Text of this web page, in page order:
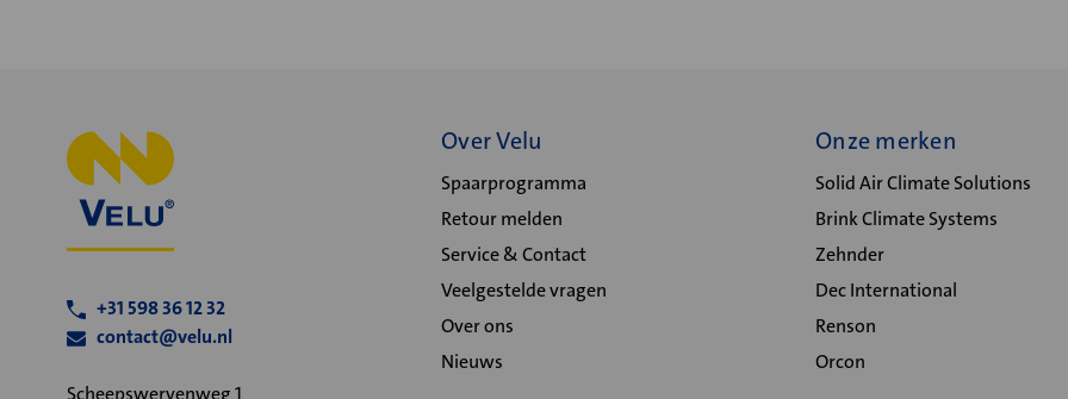
+31 598 36 12 32
contact@velu.nl
Scheepswervenweg 1
Over Velu
Spaarprogramma
Retour melden
Service & Contact
Veelgestelde vragen
Over ons
Nieuws
Onze merken
Solid Air Climate Solutions
Brink Climate Systems
Zehnder
Dec International
Renson
Orcon